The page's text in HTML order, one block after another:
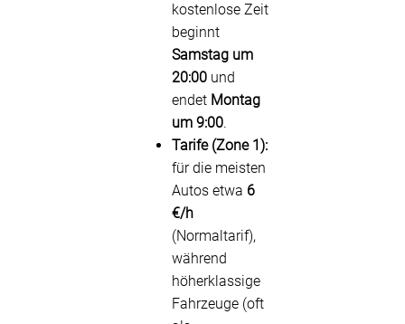
kostenlose Zeit
beginnt
Samstag um
20:00 und
endet Montag
um 9:00.
Tarife (Zone 1):
für die meisten
Autos etwa 6
€/h
(Normaltarif),
während
höherklassige
Fahrzeuge (oft